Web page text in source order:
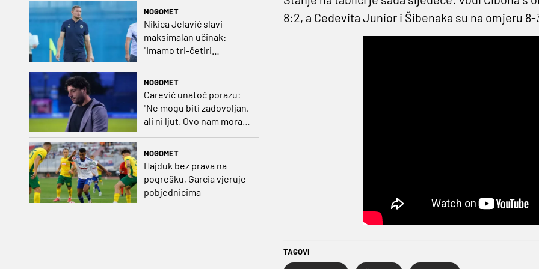
NOGOMET
Nikica Jelavić slavi
maksimalan učinak:
"Imamo tri-četiri
NOGOMET
Carević unatoč porazu:
"Ne mogu biti zadovoljan,
ali ni ljut. Ovo nam mora
biti putokaz"
NOGOMET
Hajduk bez prava na
pogrešku, Garcia vjeruje
pobjednicima
8:2, a Cedevita Junior i Šibenaka su na omjeru 8-
TAGOVI